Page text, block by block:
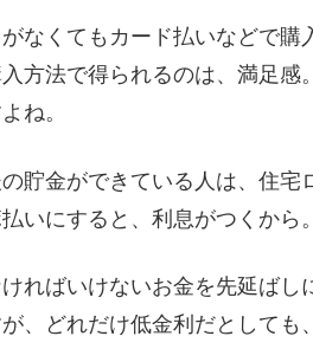
なくてもカード払いなどで
方法で得られるのは、満足
ね。
貯金ができている人は、住
いにすると、利息がつくから。
ればいけないお金を先延ば
、どれだけ低金利だとしても